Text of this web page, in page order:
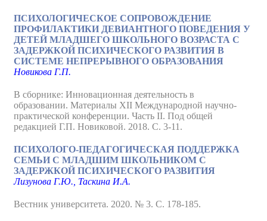
ПСИХОЛОГИЧЕСКОЕ СОПРОВОЖДЕНИЕ
ПРОФИЛАКТИКИ ДЕВИАНТНОГО ПОВЕДЕНИЯ У
ДЕТЕЙ МЛАДШЕГО ШКОЛЬНОГО ВОЗРАСТА С
ЗАДЕРЖКОЙ ПСИХИЧЕСКОГО РАЗВИТИЯ В
СИСТЕМЕ НЕПРЕРЫВНОГО ОБРАЗОВАНИЯ
Новикова Г.П.
В сборнике: Инновационная деятельность в
образовании. Материалы XII Международной научно-
практической конференции. Часть II. Под общей
редакцией Г.П. Новиковой. 2018. С. 3-11.
ПСИХОЛОГО-ПЕДАГОГИЧЕСКАЯ ПОДДЕРЖКА
СЕМЬИ С МЛАДШИМ ШКОЛЬНИКОМ С
ЗАДЕРЖКОЙ ПСИХИЧЕСКОГО РАЗВИТИЯ
Лизунова Г.Ю., Таскина И.А.
Вестник университета. 2020. № 3. С. 178-185.